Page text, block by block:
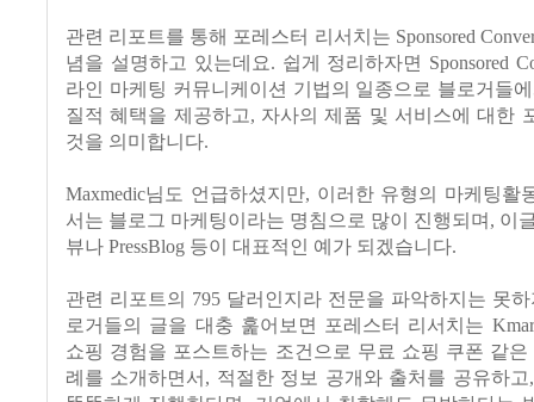
관련 리포트를 통해 포레스터 리서치는 Sponsored
념을 설명하고 있는데요. 쉽게 정리하자면 Sponsored
라인 마케팅 커뮤니케이션 기법의 일종으로 블로거들
질적 혜택을 제공하고, 자사의 제품 및 서비스에 대한
것을 의미합니다.
Maxmedic님도 언급하셨지만, 이러한 유형의 마케팅활
서는 블로그 마케팅이라는 명침으로 많이 진행되며 , 이
뷰나 PressBlog 등이 대표적인 예가 되겠습니다.
관련 리포트의 795 달러인지라 전문을 파악하지는 못
로거들의 글을 대충 훑어보면 포레스터 리서치는
쇼핑 경험을 포스트하는 조건으로 무료 쇼핑 쿠폰 같
례를 소개하면서 , 적절한 정보 공개와 출처를 공유하고